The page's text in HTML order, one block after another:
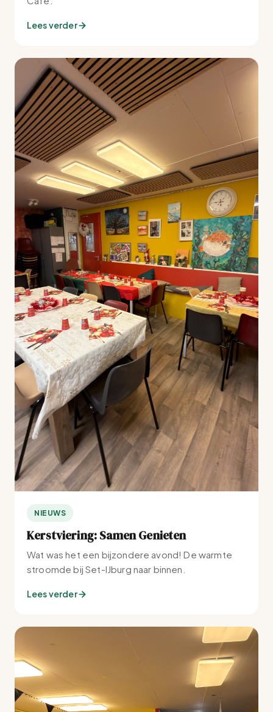
Lees verder
NIEUWS
Kerstviering: Samen Genieten
Wat was het een bijzondere avond! De warmte
stroomde bij Set-IJburg naar binnen.
Lees verder